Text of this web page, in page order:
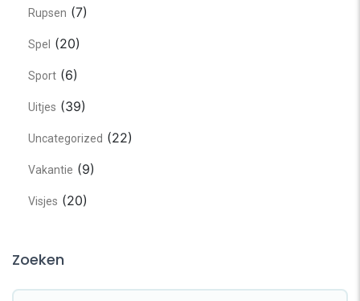
Rupsen (7)
Spel (20)
Sport (6)
Uitjes (39)
Uncategorized (22)
Vakantie (9)
Visjes (20)
Zoeken